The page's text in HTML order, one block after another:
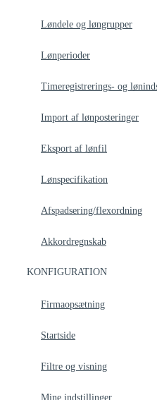
Løndele og løngrupper
Lønperioder
Timeregistrerings- og
Import af lønposteringer
Eksport af lønfil
Lønspecifikation
Afspadsering/flexordning
Akkordregnskab
KONFIGURATION
Firmaopsætning
Startside
Filtre og visning
Mine indstillinger